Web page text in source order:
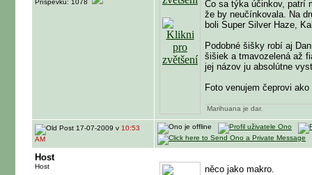
Příspěvků: 1078
Čo sa týka účinkov, patrí
že by neučínkovala. Na
boli Super Silver Haze,
Podobné šišky robí aj
šišiek a tmavozelená až
jej názov ju absolútne
Foto venujem čeprovi
Marihuana je dar.
17-07-2009 v 10:53
AM
Host
Host něco jako makro.